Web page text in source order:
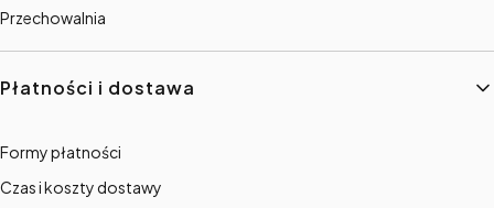
Przechowalnia
Płatności i dostawa
Formy płatności
Czas i koszty dostawy